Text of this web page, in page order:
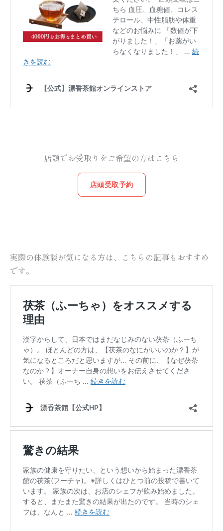
店頭でお受取りをご希望の方はこちら
店頭受取予約
実際の体験談が気になる方は、こちらの記事もおすすめ
です。